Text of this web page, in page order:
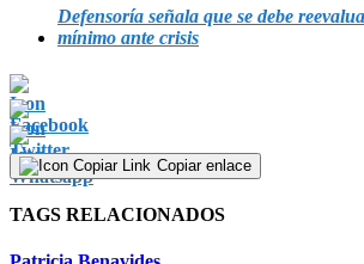
Defensoría señala que se debe
mínimo ante crisis
Copiar enlace
TAGS RELACIONADOS